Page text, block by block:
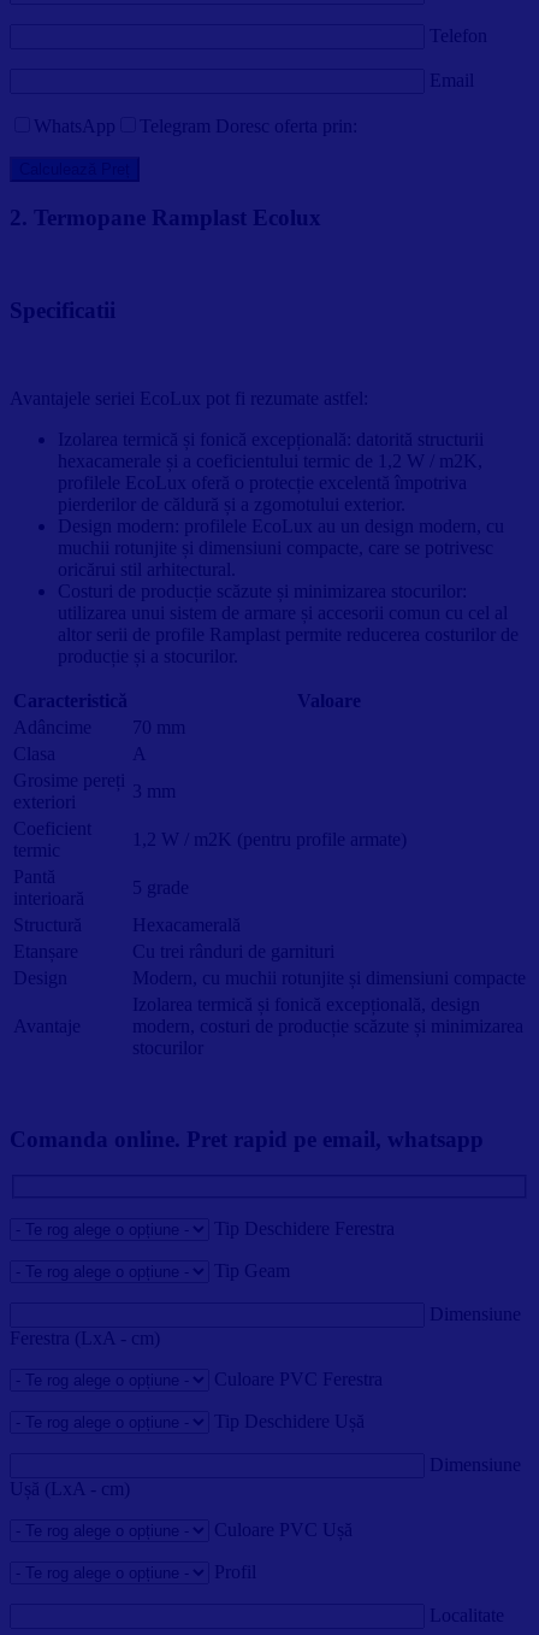
Telefon
Email
WhatsApp Telegram Doresc oferta prin:
2. Termopane Ramplast Ecolux
Specificatii
Avantajele seriei EcoLux pot fi rezumate astfel:
Izolarea termică și fonică excepțională: datorită structurii
hexacamerale și a coeficientului termic de 1,2 W / m2K,
profilele EcoLux oferă o protecție excelentă împotriva
pierderilor de căldură și a zgomotului exterior.
Design modern: profilele EcoLux au un design modern, cu
muchii rotunjite și dimensiuni compacte, care se potrivesc
oricărui stil arhitectural.
Costuri de producție scăzute și minimizarea stocurilor:
utilizarea unui sistem de armare și accesorii comun cu cel al
altor serii de profile Ramplast permite reducerea costurilor de
producție și a stocurilor.
Caracteristică
Valoare
Adâncime
70 mm
Clasa
A
Grosime pereți
exteriori
3 mm
Coeficient
termic
1,2 W / m2K (pentru profile armate)
Pantă
interioară
5 grade
Structură
Hexacamerală
Etanșare
Cu trei rânduri de garnituri
Design
Modern, cu muchii rotunjite și dimensiuni compacte
Avantaje
Izolarea termică și fonică excepțională, design
modern, costuri de producție scăzute și minimizarea
stocurilor
Comanda online. Pret rapid pe email, whatsapp
Tip Deschidere Ferestra
Tip Geam
Dimensiune
Ferestra (LxA - cm)
Culoare PVC Ferestra
Tip Deschidere Ușă
Dimensiune
Ușă (LxA - cm)
Culoare PVC Ușă
Profil
Localitate